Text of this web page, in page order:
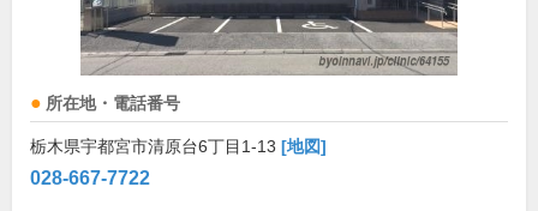
所在地・電話番号
栃木県宇都宮市清原台6丁目1-13 [地図]
028-667-7722